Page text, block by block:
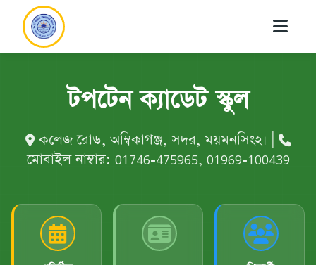
টপটেন ক্যাডেট স্কুল
কলেজ রোড, অম্বিকাগঞ্জ, সদর, ময়মনসিংহ। |
মোবাইল নাম্বার: 01746-475965, 01969-100439